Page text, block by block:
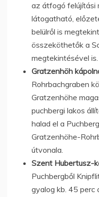
az átfogó felújítási
látogatható,
belülről is
összeköthetők a
megtekintésével is.
Gratzenhöh
Rohrbachgraben
Gratzenhöhe
puchbergi lakos
halad el a
Gratzenhöhe-
útvonala.
Szent Hubertusz-
Puchbergből
gyalog kb. 45 perc